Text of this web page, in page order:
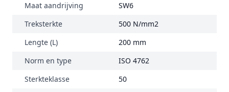
Maat aandrijving
SW6
Treksterkte
500 N/mm2
Lengte (L)
200 mm
Norm en type
ISO 4762
Sterkteklasse
50